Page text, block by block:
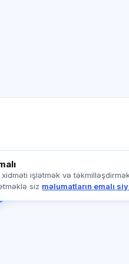
işlətmək və
siz məlumatların emalı